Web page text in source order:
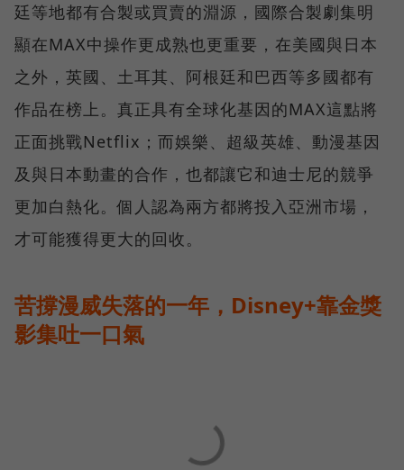
廷等地都有合製或買賣的淵源，國際合製劇集明
顯在MAX中操作更成熟也更重要，在美國與日本
之外，英國、土耳其、阿根廷和巴西等多國都有
作品在榜上。真正具有全球化基因的MAX這點將
正面挑戰Netflix；而娛樂、超級英雄、動漫基因
及與日本動畫的合作，也都讓它和迪士尼的競爭
更加白熱化。個人認為兩方都將投入亞洲市場，
才可能獲得更大的回收。
苦撐漫威失落的一年，Disney+靠金獎
影集吐一口氣